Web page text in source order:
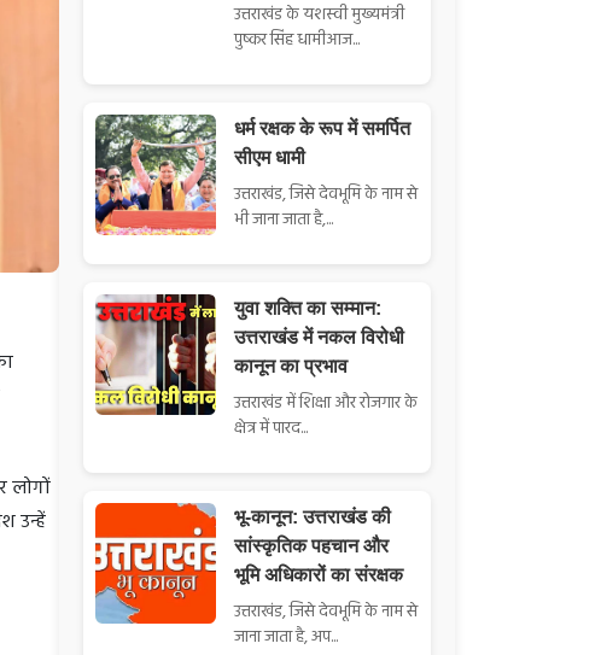
लोगों
उन्हें
उत्तराखंड के यशस्वी मुख्यमंत्री
पुष्कर सिंह धामीआज...
धर्म रक्षक के रूप में समर्पित
सीएम धामी
उत्तराखंड, जिसे देवभूमि के नाम से
भी जाना जाता है,...
युवा शक्ति का सम्मान:
उत्तराखंड में नकल विरोधी
कानून का प्रभाव
उत्तराखंड में शिक्षा और रोजगार के
क्षेत्र में पारद...
भू-कानून: उत्तराखंड की
सांस्कृतिक पहचान और
भूमि अधिकारों का संरक्षक
उत्तराखंड, जिसे देवभूमि के नाम से
जाना जाता है, अप...